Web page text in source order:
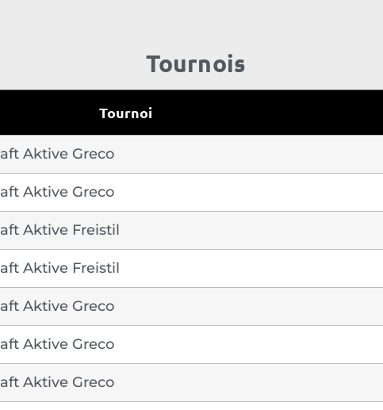
Tournois
Tournoi
Aktive Greco
Aktive Greco
Aktive Freistil
Aktive Freistil
Aktive Greco
Aktive Greco
Aktive Greco